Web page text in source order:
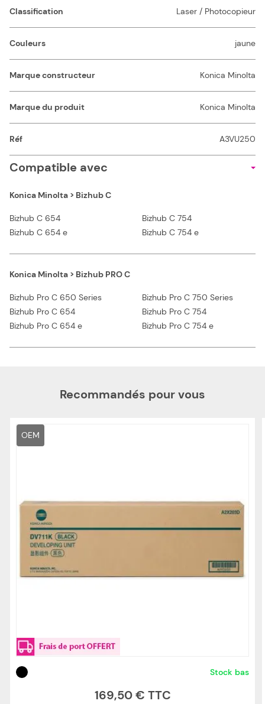
Classification Laser / Photocopieur
Couleurs jaune
Marque constructeur Konica Minolta
Marque du produit Konica Minolta
Réf A3VU250
Compatible avec
Konica Minolta > Bizhub C
Bizhub C 654
Bizhub C 654 e
Bizhub C 754
Bizhub C 754 e
Konica Minolta > Bizhub PRO C
Bizhub Pro C 650 Series
Bizhub Pro C 654
Bizhub Pro C 654 e
Bizhub Pro C 750 Series
Bizhub Pro C 754
Bizhub Pro C 754 e
Recommandés pour vous
OEM
Stock bas
169,50 €